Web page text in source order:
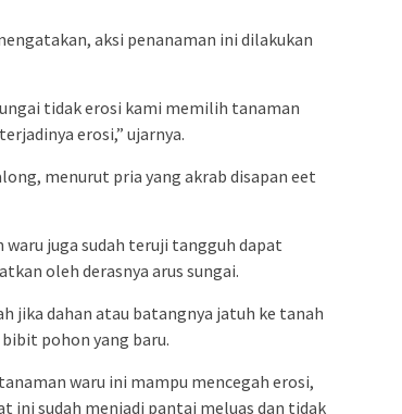
aksi penanaman ini dilakukan
tidak erosi kami memilih tanaman
erosi,” ujarnya.
menurut pria yang akrab disapan eet
juga sudah teruji tangguh dapat
oleh derasnya arus sungai.
jika dahan atau batangnya jatuh ke tanah
pohon yang baru.
waru ini mampu mencegah erosi,
ini sudah menjadi pantai meluas dan tidak